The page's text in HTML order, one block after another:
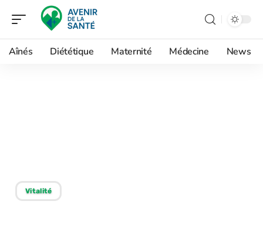
Aînés Diététique Maternité Médecine News
Vitalité